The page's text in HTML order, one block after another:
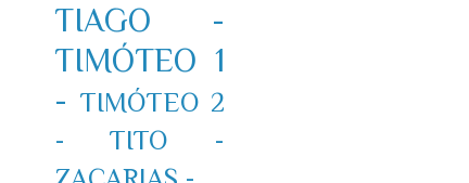
TIAGO -
TIMÓTEO 1
- TIMÓTEO 2
-
TITO -